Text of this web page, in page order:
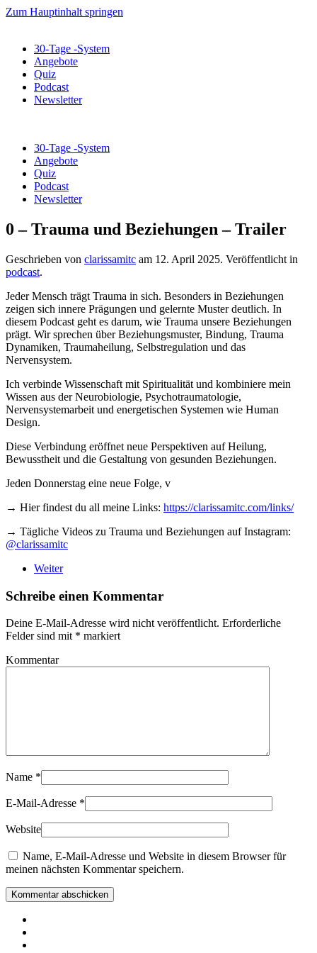
Zum Hauptinhalt springen
30-Tage -System
Angebote
Quiz
Podcast
Newsletter
30-Tage -System
Angebote
Quiz
Podcast
Newsletter
0 – Trauma und Beziehungen – Trailer
Geschrieben von clarissamitc am 12. April 2025. Veröffentlicht in
podcast.
Jeder Mensch trägt Trauma in sich. Besonders in Beziehungen
zeigen sich innere Prägungen und gelernte Muster deutlich. In
diesem Podcast geht es darum, wie Trauma unsere Beziehungen
prägt. Wir sprechen über Beziehungsmuster, Bindung, Trauma
Dynamiken, Traumaheilung, Selbstregulation und das
Nervensystem.
Ich verbinde Wissenschaft mit Spiritualität und kombiniere mein
Wissen aus der Neurobiologie, Psychotraumatologie,
Nervensystemarbeit und energetischen Systemen wie Human
Design.
Diese Verbindung eröffnet neue Perspektiven auf Heilung,
Bewusstheit und die Gestaltung von gesunden Beziehungen.
Jeden Donnerstag eine neue Folge, v
→ Hier findest du all meine Links: https://clarissamitc.com/links/
→ Tägliche Videos zu Trauma und Beziehungen auf Instagram:
@clarissamitc
Weiter
Schreibe einen Kommentar
Deine E-Mail-Adresse wird nicht veröffentlicht. Erforderliche
Felder sind mit * markiert
Kommentar
Name *
E-Mail-Adresse *
Website
Name, E-Mail-Adresse und Website in diesem Browser für
meinen nächsten Kommentar speichern.
Kommentar abschicken